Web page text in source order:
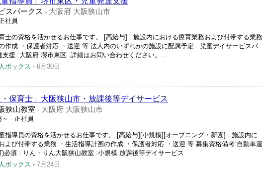
スパークス - 大阪府 大阪狭山市
社員
士の資格を活かせるお仕事です。 [高給与] : 施設内における療育業務および付帯する業務
作成 ・保護者対応 ・送迎 等 法人内のいずれかの施設に配属予定 : 児童デイサービスパ
支援 :大阪府 堺市東区 :詳細はお問い合わせください。...
ボックス - 6月30日
・保育士」大阪狭山市・放課後等デイサービス
狭山教室 - 大阪府 大阪狭山市
～ - 正社員
指導員の資格を活かせるお仕事です。 [高給与][小規模][オープニング・新園] : 施設内に
よび付帯する業務 ・生活指導計画の作成 ・保護者対応 ・送迎 等 募集資格備考:自動車運
)必須 : りん・りん大阪狭山教室 :小規模 放課後等デイサービス
ボックス - 7月24日